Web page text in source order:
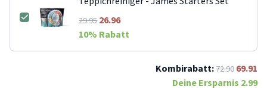
29.9526.96
10% Rabatt
Kombirabatt:72.90 69.91
Deine Ersparnis 2.99